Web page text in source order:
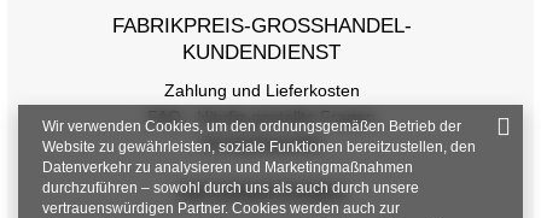
FABRIKPREIS-GROSSHANDEL-K
UNDENDIENST
Zahlung und Lieferkosten
FAQ - Häufig gestellte Fragen
Rückgabepolitik
INFORMATIONEN
Wir verwenden Cookies, um den ordnungsgemäßen Betrieb der
Website zu gewährleisten, soziale Funktionen bereitzustellen, den
Datenverkehr zu analysieren und Marketingmaßnahmen
durchzuführen – sowohl durch uns als auch durch unsere
vertrauenswürdigen Partner. Cookies werden auch zur